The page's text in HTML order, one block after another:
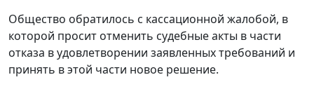
Общество обратилось с кассационной жалобой, в
которой просит отменить судебные акты в части
отказа в удовлетворении заявленных требований и
принять в этой части новое решение.